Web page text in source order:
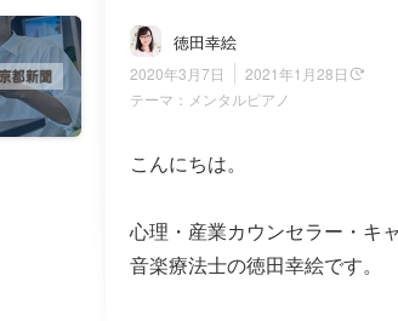
徳田幸絵
2020年3月7日
2021年1月28日
テーマ： メンタルピアノ
こんにちは。
心理・産業カウンセラー・キ
音楽療法士の徳田幸絵です。